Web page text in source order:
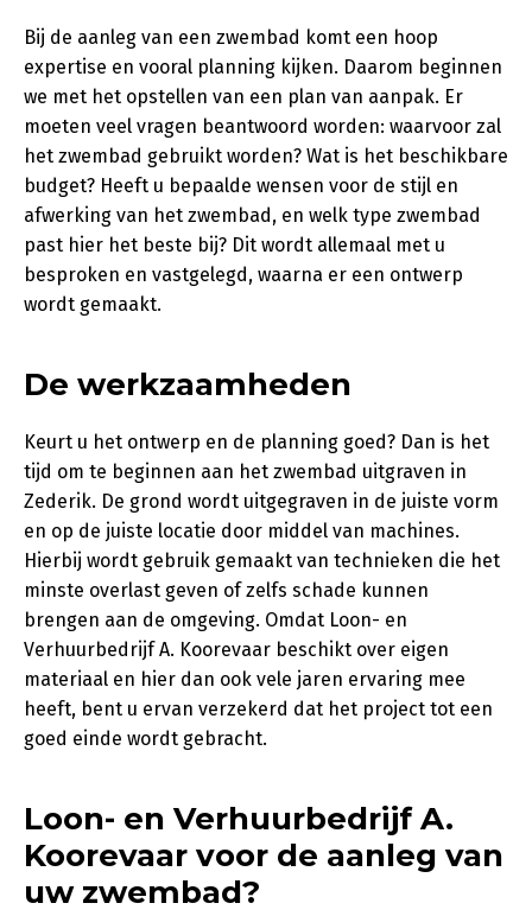
Bij de aanleg van een zwembad komt een hoop
expertise en vooral planning kijken. Daarom beginnen
we met het opstellen van een plan van aanpak. Er
moeten veel vragen beantwoord worden: waarvoor zal
het zwembad gebruikt worden? Wat is het beschikbare
budget? Heeft u bepaalde wensen voor de stijl en
afwerking van het zwembad, en welk type zwembad
past hier het beste bij? Dit wordt allemaal met u
besproken en vastgelegd, waarna er een ontwerp
wordt gemaakt.
De werkzaamheden
Keurt u het ontwerp en de planning goed? Dan is het
tijd om te beginnen aan het zwembad uitgraven in
Zederik. De grond wordt uitgegraven in de juiste vorm
en op de juiste locatie door middel van machines.
Hierbij wordt gebruik gemaakt van technieken die het
minste overlast geven of zelfs schade kunnen
brengen aan de omgeving. Omdat Loon- en
Verhuurbedrijf A. Koorevaar beschikt over eigen
materiaal en hier dan ook vele jaren ervaring mee
heeft, bent u ervan verzekerd dat het project tot een
goed einde wordt gebracht.
Loon- en Verhuurbedrijf A.
Koorevaar voor de aanleg van
uw zwembad?